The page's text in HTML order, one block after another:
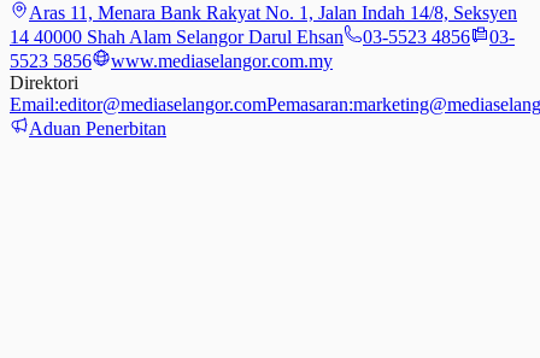
Aras 11, Menara Bank Rakyat No. 1, Jalan Indah 14/8, Seksyen
14 40000 Shah Alam Selangor Darul Ehsan
03-5523 4856
03-
5523 5856
www.mediaselangor.com.my
Direktori
Email:editor@mediaselangor.comPemasaran:
Aduan Penerbitan